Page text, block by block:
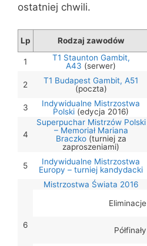
ostatniej chwili.
Lp Rodzaj zawodów
1
T1 Staunton Gambit,
A43 (serwer)
2
T1 Budapest Gambit, A51
(poczta)
3
Indywidualne Mistrzostwa
Polski (edycja 2016)
4
Superpuchar Mistrzów Polski
– Memoriał Mariana
Braczko(turniej za
zaproszeniami)
5
Indywidualne Mistrzostwa
Europy – turniej kandydacki
6
Mistrzostwa Świata 2016
Eliminacje
Półfinały